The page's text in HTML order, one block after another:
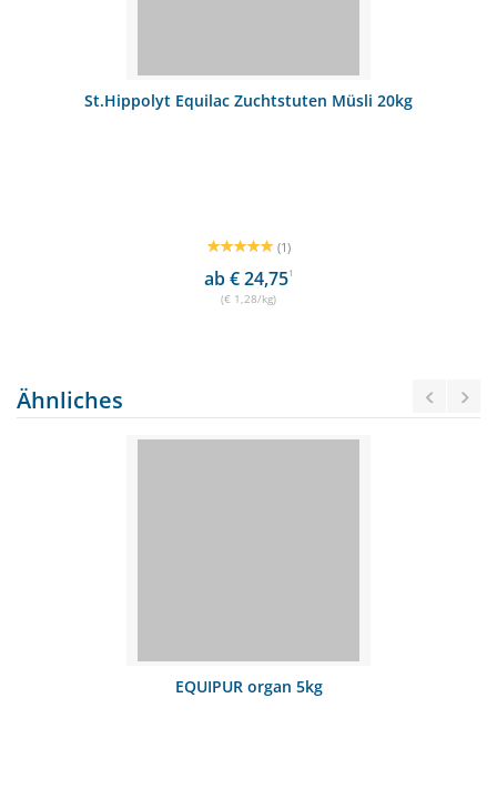
St.Hippolyt Equilac Zuchtstuten Müsli 20kg
(1)
ab € 24,751
(€ 1,28/kg)
Ähnliches
EQUIPUR organ 5kg